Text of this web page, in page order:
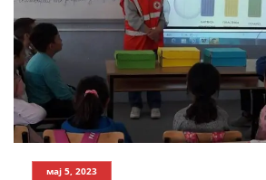
ИСТОРИЈАТ НА ЦКРСМ
мај 5, 2023